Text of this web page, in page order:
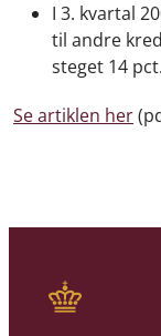
I 3. kvartal
til andre
steget 14
Se artiklen her